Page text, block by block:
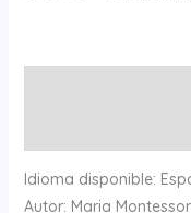
Idioma disponible:
Autor: Maria